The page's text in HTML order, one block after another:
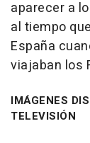
aparecer a
al tiempo
España
viajaban los
IMÁGENES
TELEVISIÓN